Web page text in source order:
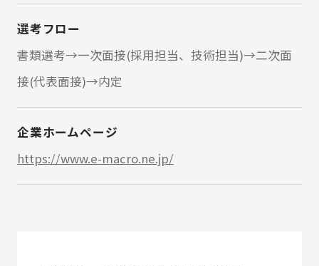
選考フロー
書類選考→一次面接(採用担当、技術担当)→二次面
接(代表面接)→内定
企業ホームページ
https://www.e-macro.ne.jp/